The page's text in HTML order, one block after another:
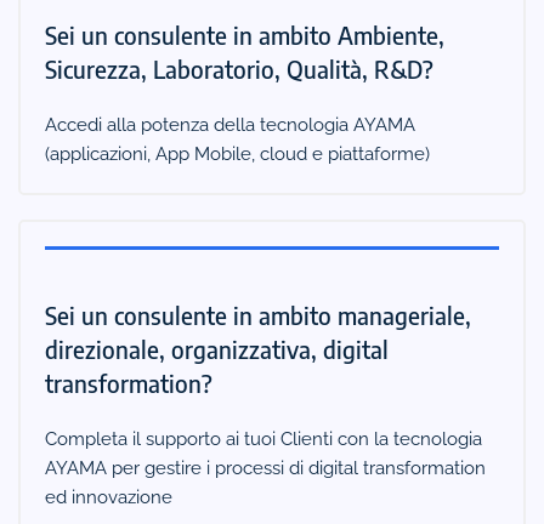
Sei un consulente in ambito Ambiente,
Sicurezza, Laboratorio, Qualità, R&D?
Accedi alla potenza della tecnologia AYAMA
(applicazioni, App Mobile, cloud e piattaforme)
Sei un consulente in ambito manageriale,
direzionale, organizzativa, digital
transformation?
Completa il supporto ai tuoi Clienti con la tecnologia
AYAMA per gestire i processi di digital transformation
ed innovazione